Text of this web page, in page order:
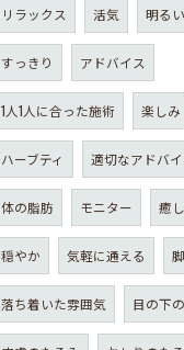
リラックス 活気 明る
すっきり アドバイス
1人1人に合った施術 楽しみ
ハーブティ 適切なアドバイ
体の脂肪 モニター 癒
穏やか 気軽に通える
落ち着いた雰囲気 目の下